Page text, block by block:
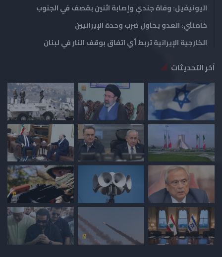
اليونيفيل: وفاة جندي وإصابة اثنين بقصف في الجنوب
خامنئي: العدو يحاول ضرب وحدة الإيرانيين
الخارجية الإيرانية تربط أي اتفاق بوقف النار في لبنان
آخر التحديثات